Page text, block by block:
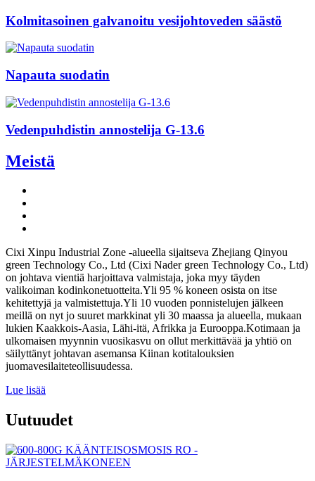
Kolmitasoinen galvanoitu vesijohtoveden säästö
Napauta suodatin
Vedenpuhdistin annostelija G-13.6
Meistä
Cixi Xinpu Industrial Zone -alueella sijaitseva Zhejiang Qinyou
green Technology Co., Ltd (Cixi Nader green Technology Co., Ltd)
on johtava vientiä harjoittava valmistaja, joka myy täyden
valikoiman kodinkonetuotteita.Yli 95 % koneen osista on itse
kehitettyjä ja valmistettuja.Yli 10 vuoden ponnistelujen jälkeen
meillä on nyt jo suuret markkinat yli 30 maassa ja alueella, mukaan
lukien Kaakkois-Aasia, Lähi-itä, Afrikka ja Eurooppa.Kotimaan ja
ulkomaisen myynnin vuosikasvu on ollut merkittävää ja yhtiö on
säilyttänyt johtavan asemansa Kiinan kotitalouksien
juomavesilaiteteollisuudessa.
Lue lisää
Uutuudet